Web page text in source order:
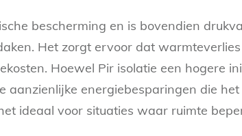
bescherming en is bovendien
Het zorgt ervoor dat
Hoewel Pir isolatie een hogere
aanzienlijke energiebesparingen die
ideaal voor situaties waar ruimte